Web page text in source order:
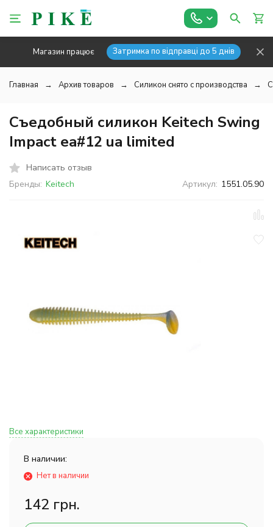
Магазин працює Затримка по відправці до 5 днів
Главная Архив товаров Силикон снято с производства
Съедобный силикон Keitech Swing
Impact ea#12 ua limited
Написать отзыв
Бренды: Keitech Артикул: 1551.05.90
Все характеристики
В наличии:
Нет в наличии
142 грн.